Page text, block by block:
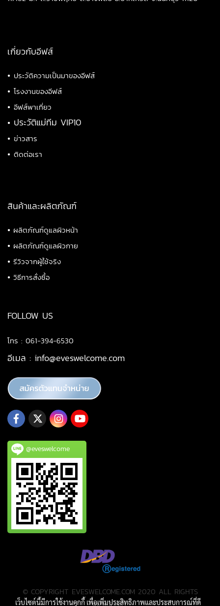
เกี่ยวกับอีฟส์
• ประวัติความเป็นมาของอีฟส์
• โรงงานของอีฟส์
• อีฟส์พาเที่ยว
• ประวัติแม่ทีม VIP10
• ข่าวสาร
• ติดต่อเรา
สินค้าและผลิตภัณฑ์
• ผลิตภัณฑ์ดูแลผิวหน้า
• ผลิตภัณฑ์ดูแลผิวกาย
• รีวิวจากผู้ใช้จริง
• วิธีการสั่งซื้อ
FOLLOW US
โทร : 061-394-6530
อีเมล : info@eveswelcome.com
@eveswelcome
© COPYRIGHT EVESWELCOME.COM 2020 ALL RIGHTS
เว็บไซต์นี้มีการใช้งานคุกกี้ เพื่อเพิ่มประสิทธิภาพและประสบการณ์ที่ดี